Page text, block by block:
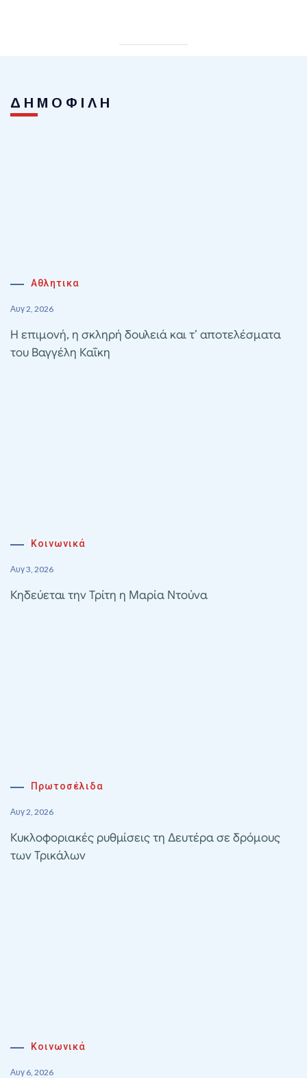
ΔΗΜΟΦΙΛΗ
Αθλητικα
Αυγ 2, 2026
Η επιμονή, η σκληρή δουλειά και τ’ αποτελέσματα
του Βαγγέλη Καΐκη
Κοινωνικά
Αυγ 3, 2026
Κηδεύεται την Τρίτη η Μαρία Ντούνα
Πρωτοσέλιδα
Αυγ 2, 2026
Κυκλοφοριακές ρυθμίσεις τη Δευτέρα σε δρόμους
των Τρικάλων
Κοινωνικά
Αυγ 6, 2026